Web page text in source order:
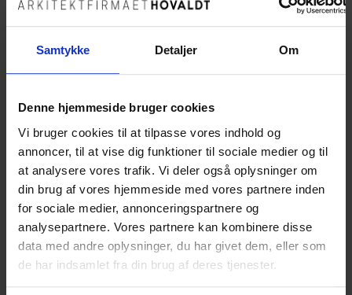
Samtykke Detaljer Om
Denne hjemmeside bruger cookies
Vi bruger cookies til at tilpasse vores indhold og
annoncer, til at vise dig funktioner til sociale medier og til
at analysere vores trafik. Vi deler også oplysninger om
din brug af vores hjemmeside med vores partnere inden
for sociale medier, annonceringspartnere og
analysepartnere. Vores partnere kan kombinere disse
data med andre oplysninger, du har givet dem, eller som
de har indsamlet fra din brug af deres tjenester.
Katrine Pedersen
Arkitekt